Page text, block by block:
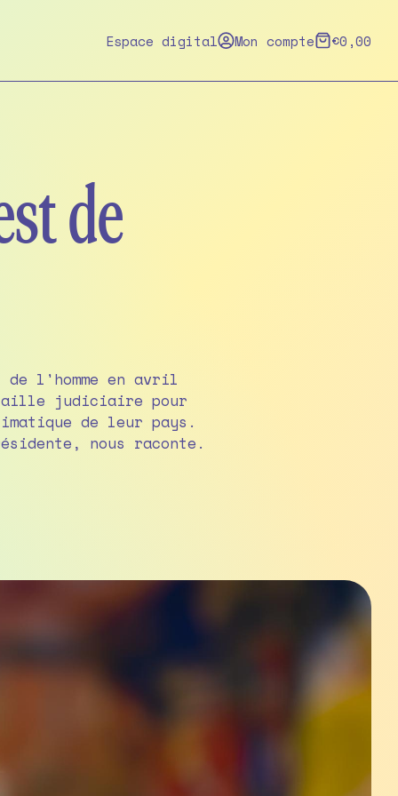
Espace digital Mon compte €0,00
de
la co-présidente, nous raconte.